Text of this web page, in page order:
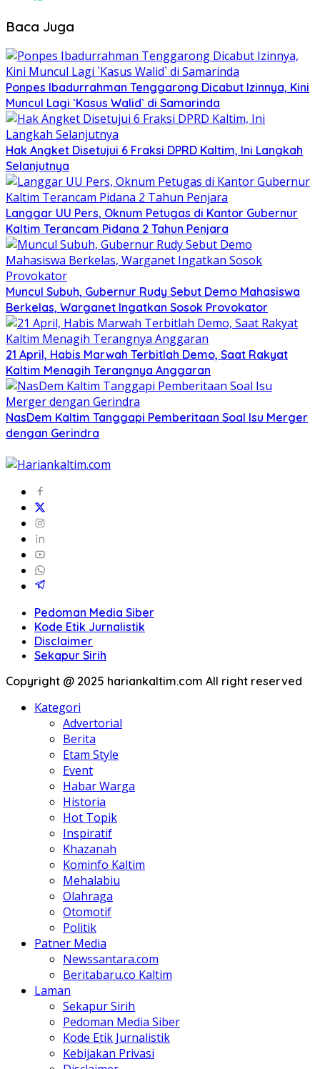
Baca Juga
Ponpes Ibadurrahman Tenggarong Dicabut Izinnya, Kini
Muncul Lagi `Kasus Walid` di Samarinda
Hak Angket Disetujui 6 Fraksi DPRD Kaltim, Ini Langkah
Selanjutnya
Langgar UU Pers, Oknum Petugas di Kantor Gubernur
Kaltim Terancam Pidana 2 Tahun Penjara
Muncul Subuh, Gubernur Rudy Sebut Demo Mahasiswa
Berkelas, Warganet Ingatkan Sosok Provokator
21 April, Habis Marwah Terbitlah Demo, Saat Rakyat
Kaltim Menagih Terangnya Anggaran
NasDem Kaltim Tanggapi Pemberitaan Soal Isu Merger
dengan Gerindra
Pedoman Media Siber
Kode Etik Jurnalistik
Disclaimer
Sekapur Sirih
Copyright @ 2025 hariankaltim.com All right reserved
Kategori
Advertorial
Berita
Etam Style
Event
Habar Warga
Historia
Hot Topik
Inspiratif
Khazanah
Kominfo Kaltim
Mehalabiu
Olahraga
Otomotif
Politik
Patner Media
Newssantara.com
Beritabaru.co Kaltim
Laman
Sekapur Sirih
Pedoman Media Siber
Kode Etik Jurnalistik
Kebijakan Privasi